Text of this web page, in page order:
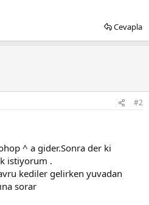
Cevapla
#2
^ a gider.Sonra der ki
istiyorum .
kediler gelirken yuvadan
sorar